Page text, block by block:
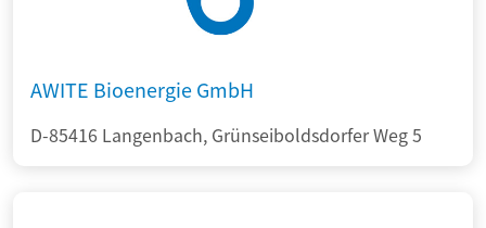
AWITE Bioenergie GmbH
D-85416 Langenbach, Grünseiboldsdorfer Weg 5